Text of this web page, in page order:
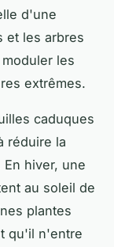
d'une
et les arbres
les
extrêmes.
caduques
réduire la
hiver, une
au soleil de
plantes
qu'il n'entre